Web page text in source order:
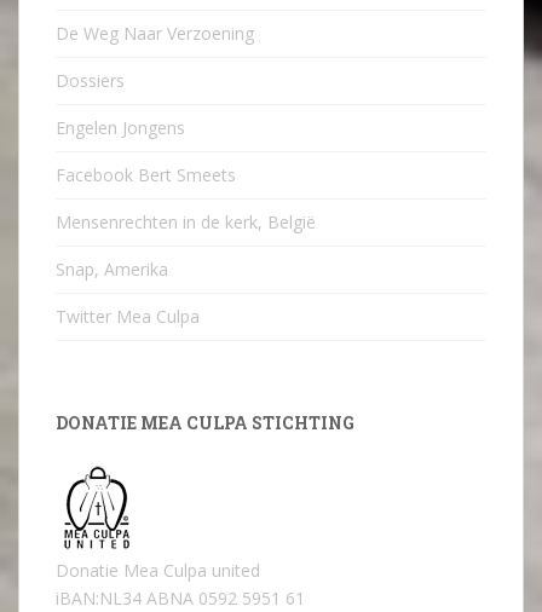
De Weg Naar Verzoening
Dossiers
Engelen Jongens
Facebook Bert Smeets
Mensenrechten in de kerk, België
Snap, Amerika
Twitter Mea Culpa
DONATIE MEA CULPA STICHTING
Donatie Mea Culpa united
iBAN:NL34 ABNA 0592 5951 61